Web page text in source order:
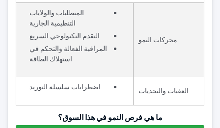
محركات النمو
المتطلبات والولايات
التنظيمية الجارية
التقدم التكنولوجي السريع
المراقبة الفعالة والتحكم في
استهلاك الطاقة
العقبات والتحديات اضطرابات سلسلة التوريد
ما هي فرص النمو في هذا السوق؟